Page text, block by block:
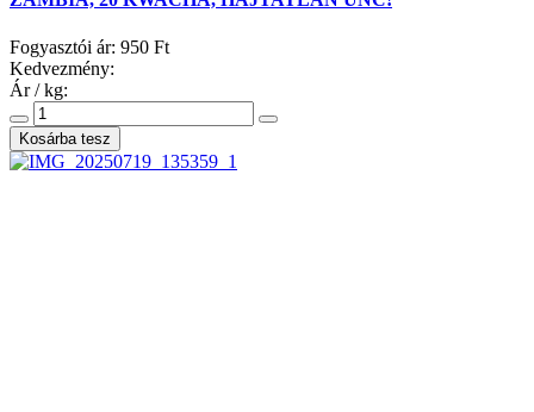
Fogyasztói ár: 950 Ft
Kedvezmény:
Ár / kg: